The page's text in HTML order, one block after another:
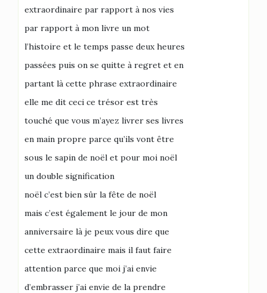
extraordinaire par rapport à nos vies
par rapport à mon livre un mot
l’histoire et le temps passe deux heures
passées puis on se quitte à regret et en
partant là cette phrase extraordinaire
elle me dit ceci ce trésor est très
touché que vous m’ayez livrer ses livres
en main propre parce qu’ils vont être
sous le sapin de noël et pour moi noël
un double signification
noël c’est bien sûr la fête de noël
mais c’est également le jour de mon
anniversaire là je peux vous dire que
cette extraordinaire mais il faut faire
attention parce que moi j’ai envie
d’embrasser j’ai envie de la prendre